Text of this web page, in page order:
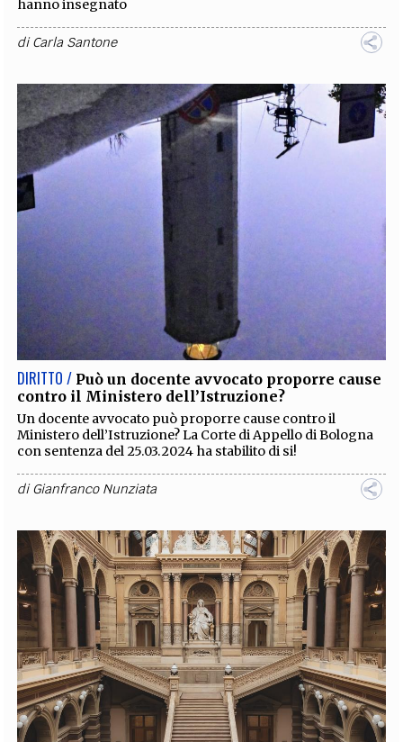
hanno insegnato
diCarla Santone
DIRITTO / Può un docente avvocato proporre cause
contro il Ministero dell’Istruzione?
Un docente avvocato può proporre cause contro il
Ministero dell’Istruzione? La Corte di Appello di Bologna
con sentenza del 25.03.2024 ha stabilito di si!
diGianfranco Nunziata